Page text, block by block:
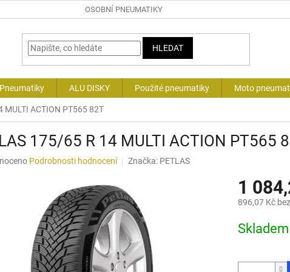
OSOBNÍ PNEUMATIKY
HLEDAT
ALU DISKY Použité pneumatiky Moto
MULTI ACTION PT565 82T
175/65 R 14 MULTI ACTION PT565
Podrobnosti hodnocení Značka: PETLAS
1
896,07 Kč
cena:
Skladem